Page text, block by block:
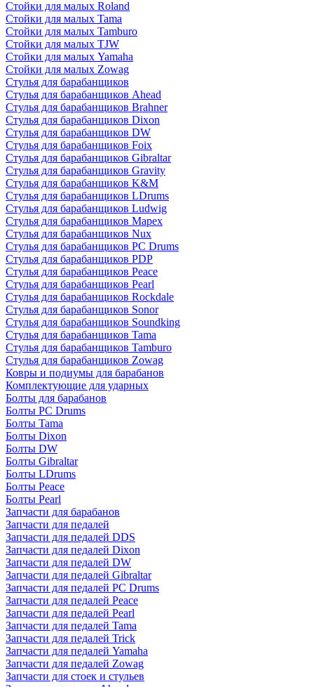
Стойки для малых Roland
Стойки для малых Tama
Стойки для малых Tamburo
Стойки для малых TJW
Стойки для малых Yamaha
Стойки для малых Zowag
Стулья для барабанщиков
Стулья для барабанщиков Ahead
Стулья для барабанщиков Brahner
Стулья для барабанщиков Dixon
Стулья для барабанщиков DW
Стулья для барабанщиков Foix
Стулья для барабанщиков Gibraltar
Стулья для барабанщиков Gravity
Стулья для барабанщиков K&M
Стулья для барабанщиков LDrums
Стулья для барабанщиков Ludwig
Стулья для барабанщиков Mapex
Стулья для барабанщиков Nux
Стулья для барабанщиков PC Drums
Стулья для барабанщиков PDP
Стулья для барабанщиков Peace
Стулья для барабанщиков Pearl
Стулья для барабанщиков Rockdale
Стулья для барабанщиков Sonor
Стулья для барабанщиков Soundking
Стулья для барабанщиков Tama
Стулья для барабанщиков Tamburo
Стулья для барабанщиков Zowag
Ковры и подиумы для барабанов
Комплектующие для ударных
Болты для барабанов
Болты PC Drums
Болты Tama
Болты Dixon
Болты DW
Болты Gibraltar
Болты LDrums
Болты Peace
Болты Pearl
Запчасти для барабанов
Запчасти для педалей
Запчасти для педалей DDS
Запчасти для педалей Dixon
Запчасти для педалей DW
Запчасти для педалей Gibraltar
Запчасти для педалей PC Drums
Запчасти для педалей Peace
Запчасти для педалей Pearl
Запчасти для педалей Tama
Запчасти для педалей Trick
Запчасти для педалей Yamaha
Запчасти для педалей Zowag
Запчасти для стоек и стульев